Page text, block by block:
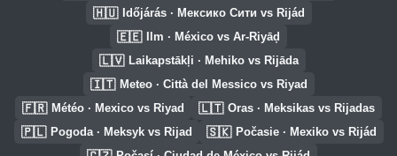
🇭🇺 Időjárás · Мексико Сити vs Rijád
🇪🇪 Ilm · México vs Ar-Riyāḑ
🇱🇻 Laikapstākļi · Mehiko vs Rijāda
🇮🇹 Meteo · Città del Messico vs Riyad
🇫🇷 Météo · Mexico vs Riyad 🇱🇹 Oras · Meksikas vs Rijadas
🇵🇱 Pogoda · Meksyk vs Rijad 🇸🇰 Počasie · Mexiko vs Rijád